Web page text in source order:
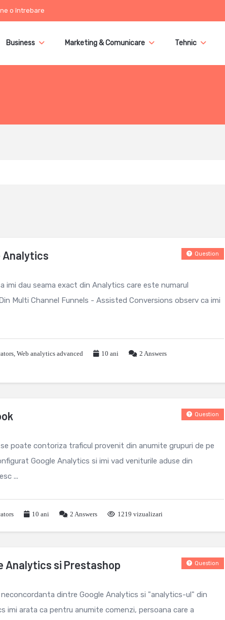
o întrebare
Business Marketing & Comunicare Tehnic
Analytics Question
imi dau seama exact din Analytics care este numarul
Multi Channel Funnels - Assisted Conversions observ ca imi
, Web analytics advanced 10 ani 2 Answers
Question
poate contoriza traficul provenit din anumite grupuri de pe
Google Analytics si imi vad veniturile aduse din
...
10 ani 2 Answers 1219 vizualizari
Analytics si Prestashop Question
dintre Google Analytics si "analytics-ul" din
imi arata ca pentru anumite comenzi, persoana care a